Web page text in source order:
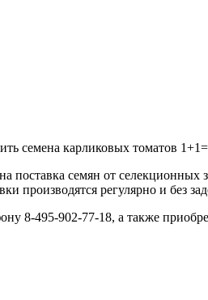
семена карликовых томатов
поставка семян от
производятся регулярно и без
8-495-902-77-18, а также